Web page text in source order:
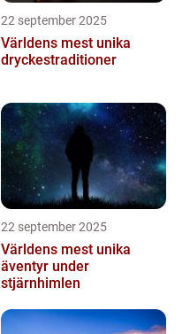
22 september 2025
Världens mest unika
dryckestraditioner
22 september 2025
Världens mest unika
äventyr under
stjärnhimlen